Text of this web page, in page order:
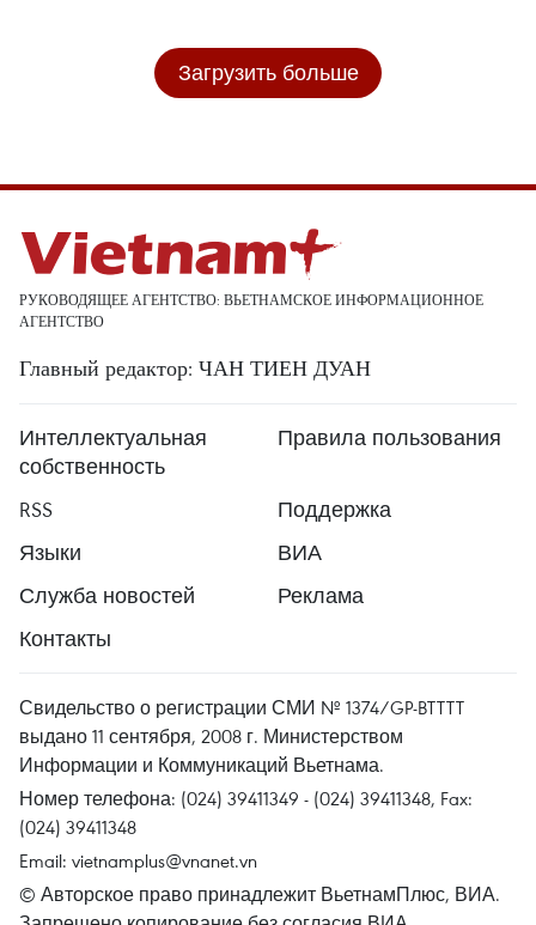
Загрузить больше
РУКОВОДЯЩЕЕ АГЕНТСТВО: ВЬЕТНАМСКОЕ ИНФОРМАЦИОННОЕ
АГЕНТСТВО
Главный редактор: ЧАН ТИЕН ДУАН
Интеллектуальная
собственность
Правила пользования
RSS
Поддержка
Языки
ВИА
Служба новостей
Реклама
Контакты
Свидельство о регистрации СМИ № 1374/GP-BTTTT
выдано 11 сентября, 2008 г. Министерством
Информации и Коммуникаций Вьетнама.
Номер телефона: (024) 39411349 - (024) 39411348, Fax:
(024) 39411348
Email: vietnamplus@vnanet.vn
© Авторское право принадлежит ВьетнамПлюс, ВИА.